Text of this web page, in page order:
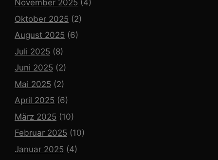
November 2025 (4)
Oktober 2025 (2)
August 2025 (6)
Juli 2025 (8)
Juni 2025 (2)
Mai 2025 (2)
April 2025 (6)
März 2025 (10)
Februar 2025 (10)
Januar 2025 (4)